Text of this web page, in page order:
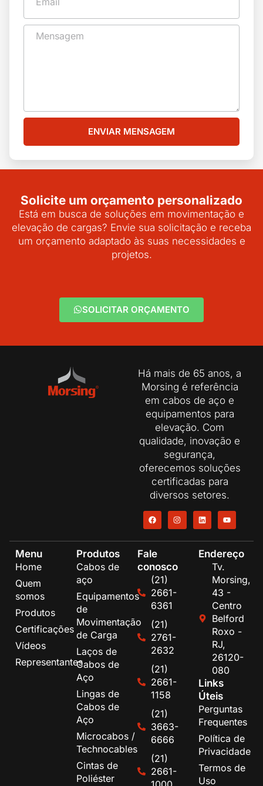
ENVIAR MENSAGEM
Solicite um orçamento personalizado
Está em busca de soluções em movimentação e
elevação de cargas? Envie sua solicitação e receba
um orçamento adaptado às suas necessidades e
projetos.
SOLICITAR ORÇAMENTO
Há mais de 65 anos, a
Morsing é referência
em cabos de aço e
equipamentos para
elevação. Com
qualidade, inovação e
segurança,
oferecemos soluções
certificadas para
diversos setores.
Menu
Home
Quem
somos
Produtos
Certificações
Vídeos
Representantes
Produtos
Cabos de
aço
Equipamentos
de
Movimentação
de Carga
Laços de
Cabos de
Aço
Lingas de
Cabos de
Aço
Microcabos /
Technocables
Cintas de
Poliéster
Fale
conosco
(21)
2661-
6361
(21)
2761-
2632
(21)
2661-
1158
(21)
3663-
6666
(21)
2661-
Endereço
Tv.
Morsing,
43 -
Centro
Belford
Roxo -
RJ,
26120-
080
Links
Úteis
Perguntas
Frequentes
Política de
Privacidade
Termos de
Uso